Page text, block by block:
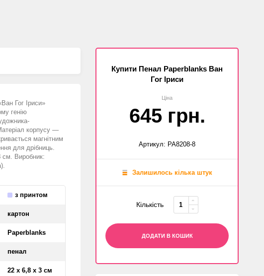
Гог Іриси»
генію
корпусу —
магнітним
для дрібниць.
Виробник:
з принтом
картон
Paperblanks
пенал
22 х 6,8 х 3 см
Купити Пенал Paperblanks Ван
Гог Іриси
Ціна
645 грн.
Артикул: PA8208-8
Залишилось кілька штук
Кількість
ДОДАТИ В КОШИК